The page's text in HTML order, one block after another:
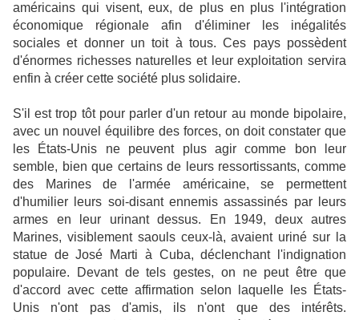
américains qui visent, eux, de plus en plus l'intégration
économique régionale afin d'éliminer les inégalités
sociales et donner un toit à tous. Ces pays possèdent
d'énormes richesses naturelles et leur exploitation servira
enfin à créer cette société plus solidaire.
S'il est trop tôt pour parler d'un retour au monde bipolaire,
avec un nouvel équilibre des forces, on doit constater que
les États-Unis ne peuvent plus agir comme bon leur
semble, bien que certains de leurs ressortissants, comme
des Marines de l'armée américaine, se permettent
d'humilier leurs soi-disant ennemis assassinés par leurs
armes en leur urinant dessus. En 1949, deux autres
Marines, visiblement saouls ceux-là, avaient uriné sur la
statue de José Marti à Cuba, déclenchant l'indignation
populaire. Devant de tels gestes, on ne peut être que
d'accord avec cette affirmation selon laquelle les États-
Unis n'ont pas d'amis, ils n'ont que des intérêts.